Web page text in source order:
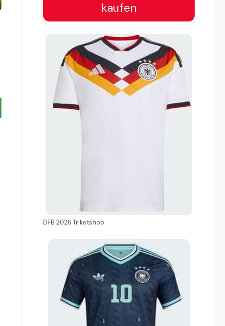
kaufen
DFB 2026 Trikotshop